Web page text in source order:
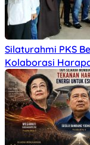
Silaturahmi PKS
Kolaborasi